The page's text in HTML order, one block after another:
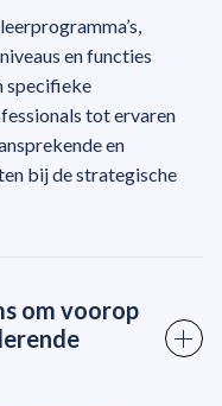
en functies
specifieke
tot ervaren
en
bij de strategische
om voorop